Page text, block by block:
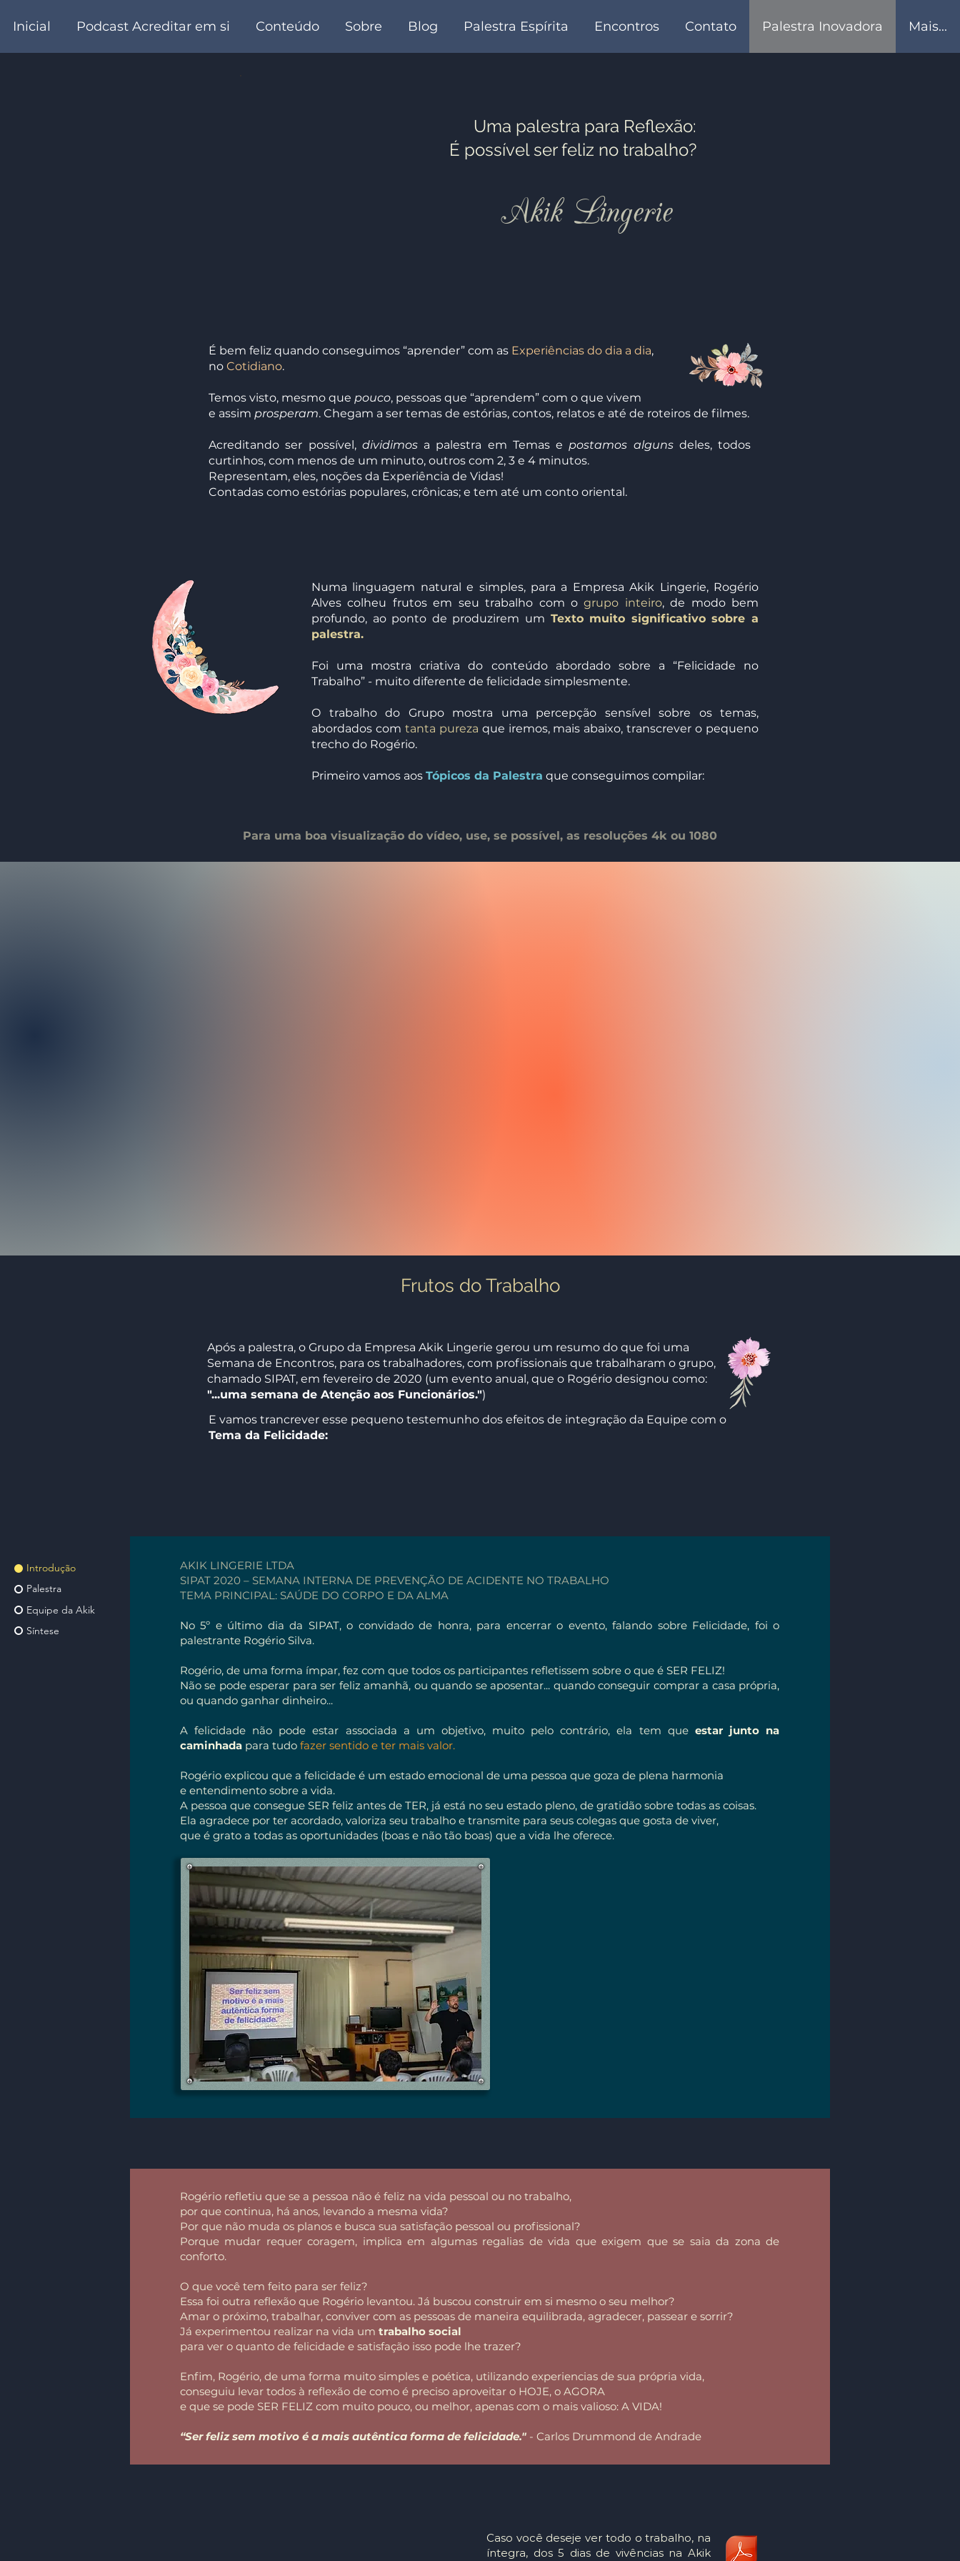
Inicial Podcast Acreditar em si Conteúdo Sobre Blog Palestra Espírita Encontros Contato Palestra Inovadora Mais...
Introdução
Palestra
Equipe da Akik
Síntese
Akik Lingerie
Uma palestra para Reflexão:
É possível ser feliz no trabalho?
É bem feliz quando conseguimos “aprender” com as Experiências do dia a dia,
no Cotidiano.
Temos visto, mesmo que pouco, pessoas que “aprendem” com o que vivem
e assim prosperam. Chegam a ser temas de estórias, contos, relatos e até de roteiros de filmes.
Acreditando ser possível, dividimos a palestra em Temas epostamos algunsdeles, todos
curtinhos, com menos de um minuto, outros com 2, 3 e 4 minutos.
Representam, eles, noções da Experiência de Vidas!
Contadas como estórias populares, crônicas; e tem até um conto oriental.
Numa linguagem natural e simples, para a Empresa Akik Lingerie, Rogério
Alves colheu frutos em seu trabalho com ogrupo inteiro, de modo bem
profundo, ao ponto de produzirem um Texto muito significativo sobre a
palestra.
Foi uma mostra criativa do conteúdo abordado sobre a “Felicidade no
Trabalho” - muito diferente de felicidade simplesmente.
O trabalho do Grupo mostra uma percepção sensível sobre os temas,
abordados com tanta pureza que iremos, mais abaixo, transcrever o pequeno
trecho do Rogério.
Primeiro vamos aos Tópicos da Palestra que conseguimos compilar:
Para uma boa visualização do vídeo, use, se possível, as resoluções 4k ou 1080
Frutos do Trabalho
Após a palestra, o Grupo da Empresa Akik Lingerie gerou um resumo do que foi uma
Semana de Encontros, para os trabalhadores, com profissionais que trabalharam o grupo,
chamado SIPAT, em fevereiro de 2020 (um evento anual, que o Rogério designou como:
"...uma semana de Atenção aos Funcionários.")
E vamos trancrever esse pequeno testemunho dos efeitos de integração da Equipe com o
Tema da Felicidade:
AKIK LINGERIE LTDA
SIPAT 2020 – SEMANA INTERNA DE PREVENÇÃO DE ACIDENTE NO TRABALHO
TEMA PRINCIPAL: SAÚDE DO CORPO E DA ALMA
No 5º e último dia da SIPAT, o convidado de honra, para encerrar o evento, falando sobre Felicidade, foi o
palestrante Rogério Silva.
Rogério, de uma forma ímpar, fez com que todos os participantes refletissem sobre o que é SER FELIZ!
Não se pode esperar para ser feliz amanhã, ou quando se aposentar... quando conseguir comprar a casa própria,
ou quando ganhar dinheiro...
A felicidade não pode estar associada a um objetivo, muito pelo contrário, ela tem que estar junto na
caminhada para tudo fazer sentido e ter mais valor.
Rogério explicou que a felicidade é um estado emocional de uma pessoa que goza de plena harmonia
e entendimento sobre a vida.
A pessoa que consegue SER feliz antes de TER, já está no seu estado pleno, de gratidão sobre todas as coisas.
Ela agradece por ter acordado, valoriza seu trabalho e transmite para seus colegas que gosta de viver,
que é grato a todas as oportunidades (boas e não tão boas) que a vida lhe oferece.
Rogério refletiu que se a pessoa não é feliz na vida pessoal ou no trabalho,
por que continua, há anos, levando a mesma vida?
Por que não muda os planos e busca sua satisfação pessoal ou profissional?
Porque mudar requer coragem, implica em algumas regalias de vida que exigem que se saia da zona de
conforto.
O que você tem feito para ser feliz?
Essa foi outra reflexão que Rogério levantou. Já buscou construir em si mesmo o seu melhor?
Amar o próximo, trabalhar, conviver com as pessoas de maneira equilibrada, agradecer, passear e sorrir?
Já experimentou realizar na vida um trabalho social
para ver o quanto de felicidade e satisfação isso pode lhe trazer?
Enfim, Rogério, de uma forma muito simples e poética, utilizando experiencias de sua própria vida,
conseguiu levar todos à reflexão de como é preciso aproveitar o HOJE, o AGORA
e que se pode SER FELIZ com muito pouco, ou melhor, apenas com o mais valioso: A VIDA!
“Ser feliz sem motivo é a mais autêntica forma de felicidade." - Carlos Drummond de Andrade
Caso você deseje ver todo o trabalho, na
íntegra, dos 5 dias de vivências na Akik